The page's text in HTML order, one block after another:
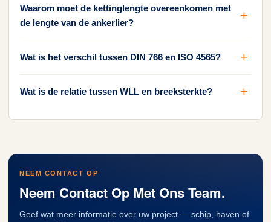
Waarom moet de kettinglengte overeenkomen met
de lengte van de ankerlier?
Wat is het verschil tussen DIN 766 en ISO 4565?
Wat is de relatie tussen WLL en breeksterkte?
NEEM CONTACT OP
Neem Contact Op Met Ons Team.
Geef wat meer informatie over uw project — schip, haven of